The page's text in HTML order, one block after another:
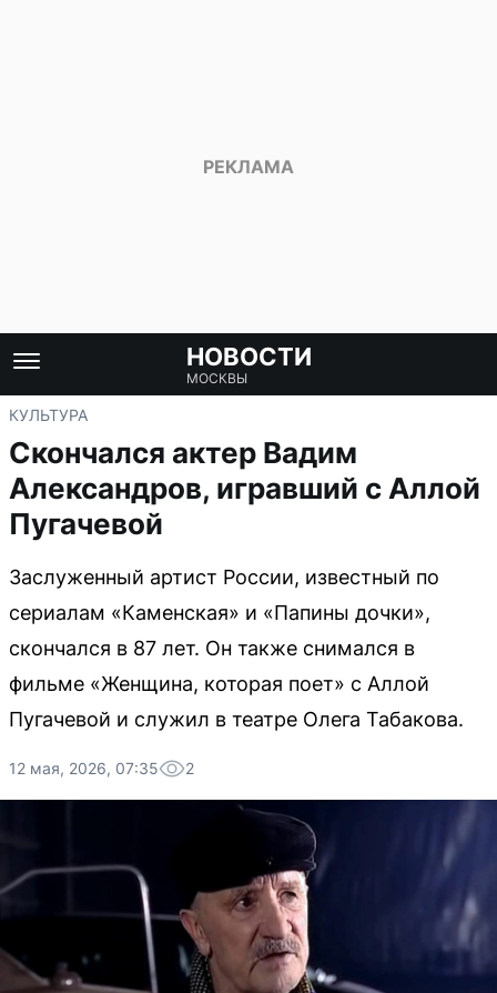
НОВОСТИ
МОСКВЫ
КУЛЬТУРА
Скончался актер Вадим
Александров, игравший с Аллой
Пугачевой
Заслуженный артист России, известный по
сериалам «Каменская» и «Папины дочки»,
скончался в 87 лет. Он также снимался в
фильме «Женщина, которая поет» с Аллой
Пугачевой и служил в театре Олега Табакова.
12 мая, 2026, 07:35 2